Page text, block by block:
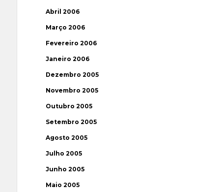
Abril 2006
Março 2006
Fevereiro 2006
Janeiro 2006
Dezembro 2005
Novembro 2005
Outubro 2005
Setembro 2005
Agosto 2005
Julho 2005
Junho 2005
Maio 2005